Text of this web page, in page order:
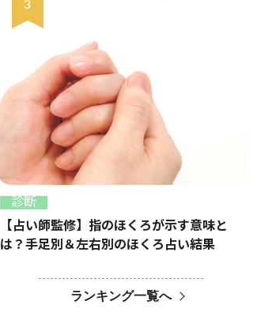
診断
【占い師監修】指のほくろが示す意味と
は？手足別＆左右別のほくろ占い結果
ランキング一覧へ